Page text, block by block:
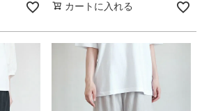
カートに入れる